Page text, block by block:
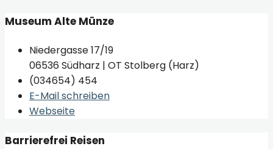
Museum Alte Münze
Niedergasse 17/19
06536 Südharz | OT Stolberg (Harz)
(034654) 454
E-Mail schreiben
Webseite
Barrierefrei Reisen